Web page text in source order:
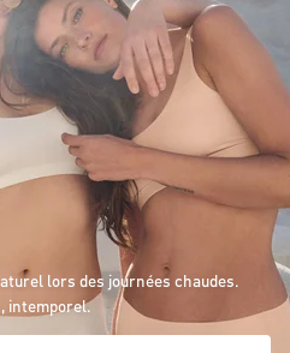
lors des journées chaudes.
intemporel.